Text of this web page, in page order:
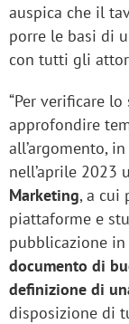
auspica che il
porre le basi di
con tutti gli
“Per verificare
approfondire
all’argomento,
nell’aprile 2023
Marketing, a cui
piattaforme e
pubblicazione
documento di
definizione di
disposizione di